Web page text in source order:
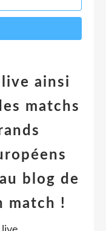
ainsi
matchs
blog de
match !